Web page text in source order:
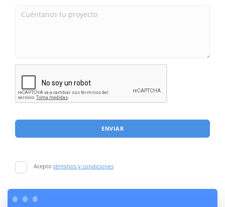
ENVIAR
Acepto términos y condiciones